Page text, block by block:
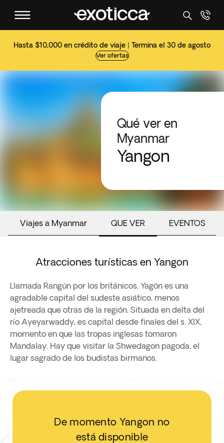
Hasta $10,000 en crédito de viaje | Termina el 30 de agosto
Ver ofertas
Qué ver en
Myanmar
Yangon
Viajes a Myanmar QUE VER EVENTOS
Atracciones turísticas en Yangon
Llamada Rangún por los británicos, Yagón es una
agradable capital del sudeste asiático, menos
ajetreada que otras de la región. Situada en delta del
río Ayeyarwaddy, es capital desde finales del s. XIX,
momento en que las tropas inglesas tomaron
Mandalay. Hay que visitar la Shwedagon pagoda, el
lugar sagrado de los budistas birmanos.
De momento Yangon no
está disponible